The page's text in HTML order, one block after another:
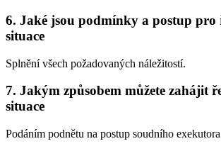
6. Jaké jsou podmínky a postup pro
situace
Splnění všech požadovaných náležitostí.
7. Jakým způsobem můžete zahájit
situace
Podáním podnětu na postup soudního